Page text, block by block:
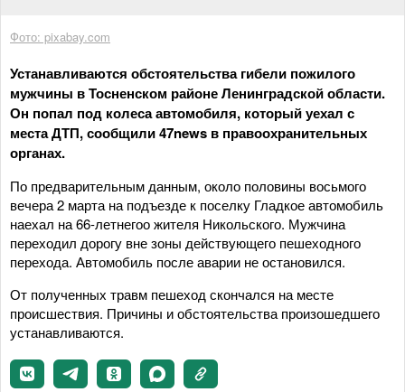
Фото: pixabay.com
Устанавливаются обстоятельства гибели пожилого
мужчины в Тосненском районе Ленинградской области.
Он попал под колеса автомобиля, который уехал с
места ДТП, сообщили 47news в правоохранительных
органах.
По предварительным данным, около половины восьмого
вечера 2 марта на подъезде к поселку Гладкое автомобиль
наехал на 66-летнегоо жителя Никольского. Мужчина
переходил дорогу вне зоны действующего пешеходного
перехода. Автомобиль после аварии не остановился.
От полученных травм пешеход скончался на месте
происшествия. Причины и обстоятельства произошедшего
устанавливаются.